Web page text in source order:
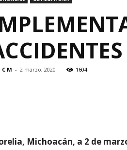
C M - 2 marzo, 2020 1604
Michoacán, a 2 de